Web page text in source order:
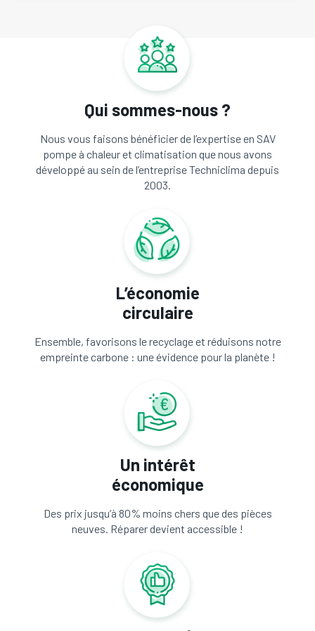
Qui sommes-nous ?
Nous vous faisons bénéficier de l’expertise en SAV
pompe à chaleur et climatisation que nous avons
développé au sein de l’entreprise Techniclima depuis
2003.
L’économie
circulaire
Ensemble, favorisons le recyclage et réduisons notre
empreinte carbone : une évidence pour la planète !
Un intérêt
économique
Des prix jusqu’à 80% moins chers que des pièces
neuves. Réparer devient accessible !